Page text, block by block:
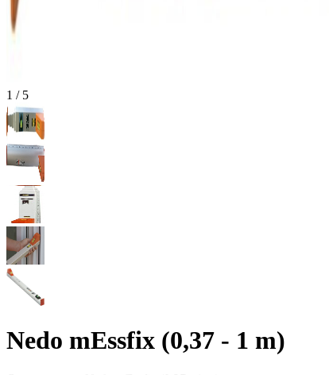
1 / 5
Nedo mEssfix (0,37 - 1 m)